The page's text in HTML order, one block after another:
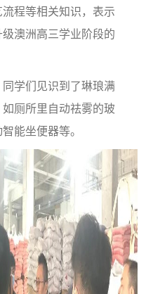
程等相关知识，表示
澳洲高三学业阶段的
学们见识到了琳琅满
厕所里自动祛雾的玻
能坐便器等。